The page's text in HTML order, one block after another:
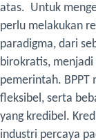
atas. Untuk
perlu melakukan
paradigma, dari
birokratis, menjadi
pemerintah. BPPT
fleksibel, serta
yang kredibel.
industri percaya